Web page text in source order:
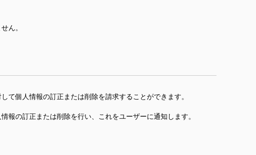
ん。
て個人情報の訂正または削除を請求することができます。
報の訂正または削除を行い、これをユーザーに通知します。